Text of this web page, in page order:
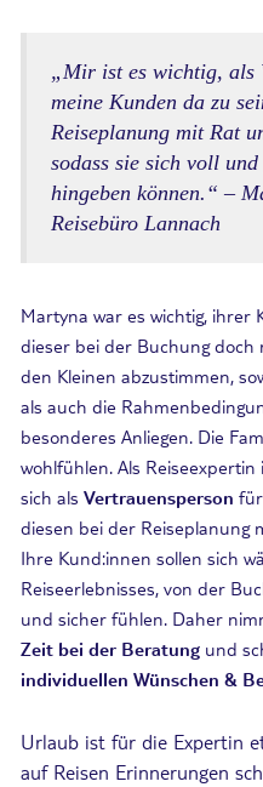
„Mir ist es wichtig, als
meine Kunden da zu
Reiseplanung mit Rat
sodass sie sich voll
hingeben können.“ –
Reisebüro Lannach
Martyna war es wichtig, ihrer
dieser bei der Buchung doch
den Kleinen abzustimmen,
als auch die
besonderes Anliegen. Die
wohlfühlen. Als
sich als Vertrauensperson
diesen bei der Reiseplanung
Ihre Kund:innen sollen sich
Reiseerlebnisses, von der
und sicher fühlen. Daher
Zeit bei der Beratung und
individuellen Wünschen &
Urlaub ist für die Expertin
auf Reisen Erinnerungen